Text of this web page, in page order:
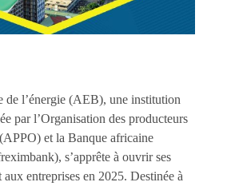
de l’énergie (AEB), une institution
par l’Organisation des producteurs
et la Banque africaine
s’apprête à ouvrir ses
entreprises en 2025. Destinée à